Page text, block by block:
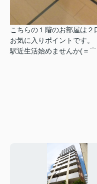
こちらの１階のお部屋は
お気に入りポイントです。
駅近生活始めませんか(